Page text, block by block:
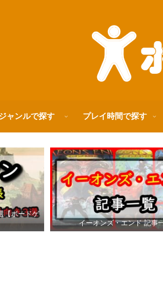
ャンルで探す プレイ時間で探す
【ボードゲ
イーオンズ・エンド 記事